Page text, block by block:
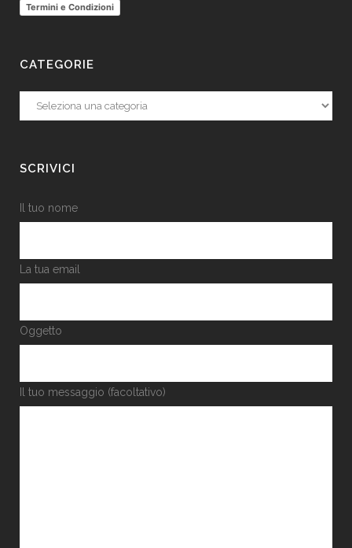
Termini e Condizioni
CATEGORIE
Categorie
SCRIVICI
Il tuo nome
La tua email
Oggetto
Il tuo messaggio (facoltativo)